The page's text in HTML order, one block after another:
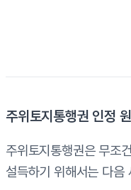
주위토지통행권 인정
주위토지통행권은 무조
설득하기 위해서는 다음